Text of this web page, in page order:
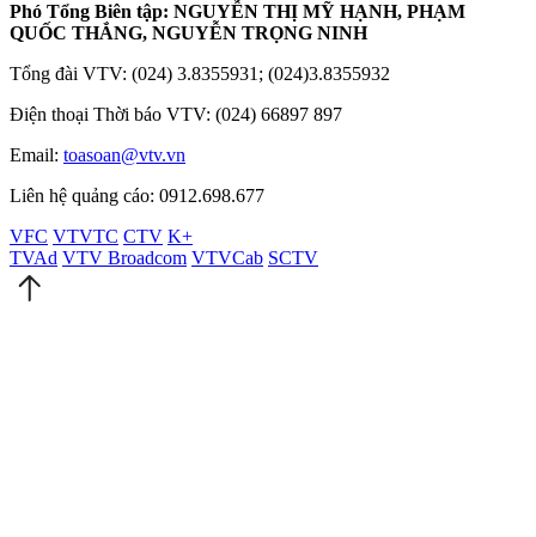
Phó Tổng Biên tập: NGUYỄN THỊ MỸ HẠNH, PHẠM
QUỐC THẮNG, NGUYỄN TRỌNG NINH
Tổng đài VTV: (024) 3.8355931; (024)3.8355932
Điện thoại Thời báo VTV: (024) 66897 897
Email: toasoan@vtv.vn
Liên hệ quảng cáo: 0912.698.677
VFC VTVTC CTV K+
TVAd VTV Broadcom VTVCab SCTV